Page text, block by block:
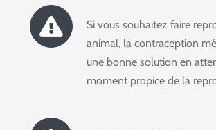
Si vous souhaitez faire
animal, la contraception
une bonne solution en
moment propice de la